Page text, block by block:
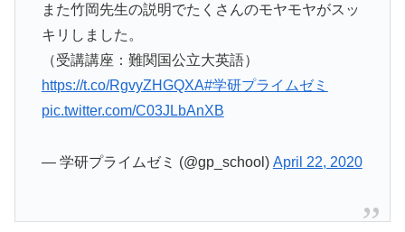
また竹岡先生の説明でたくさんのモヤモヤがスッ
キリしました。
（受講講座：難関国公立大英語）
https://t.co/RgvyZHGQXA#学研プライムゼミ
pic.twitter.com/C03JLbAnXB
— 学研プライムゼミ (@gp_school) April 22, 2020